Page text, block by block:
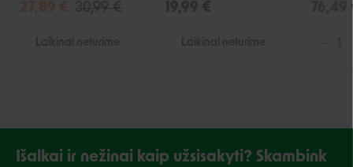
76,49
Išalkai ir nežinai kaip užsisakyti? Skambink